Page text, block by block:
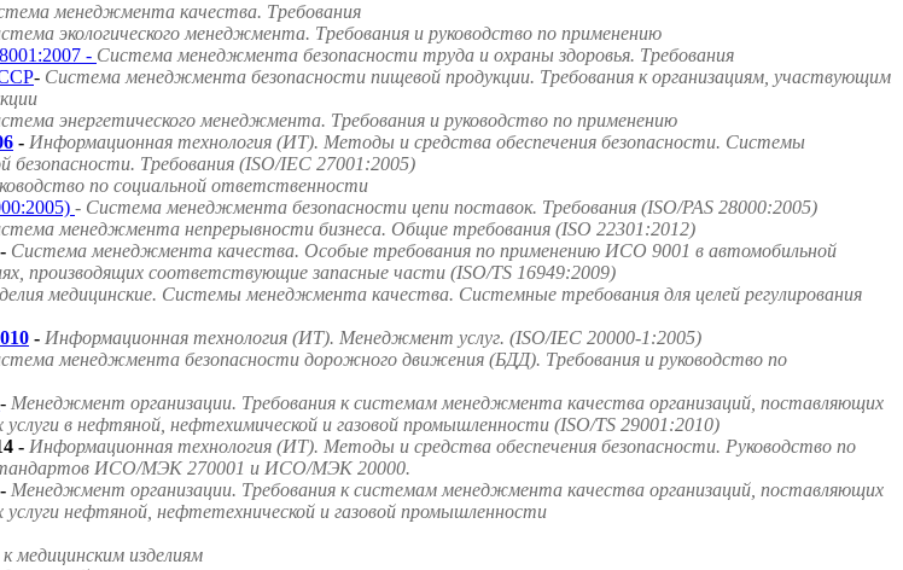
менеджмента качества. Требования
экологического менеджмента. Требования и руководство по применению
- Система менеджмента безопасности труда и охраны здоровья. Требования
- Система менеджмента безопасности пищевой продукции. Требования к организациям, участвующим
энергетического менеджмента. Требования и руководство по применению
- Информационная технология (ИТ). Методы и средства обеспечения безопасности. Системы
Требования (ISO/IEC 27001:2005)
по социальной ответственности
- Система менеджмента безопасности цепи поставок. Требования (ISO/PAS 28000:2005)
менеджмента непрерывности бизнеса. Общие требования (ISO 22301:2012)
- Система менеджмента качества. Особые требования по применению ИСО 9001 в автомобильной
производящих соответствующие запасные части (ISO/TS 16949:2009)
медицинские. Системы менеджмента качества. Системные требования для целей регулирования
- Информационная технология (ИТ). Менеджмент услуг. (ISO/IEC 20000-1:2005)
менеджмента безопасности дорожного движения (БДД). Требования и руководство по
- Менеджмент организации. Требования к системам менеджмента качества организаций, поставляющих
в нефтяной, нефтехимической и газовой промышленности (ISO/TS 29001:2010)
- Информационная технология (ИТ). Методы и средства обеспечения безопасности. Руководство по
ИСО/МЭК 270001 и ИСО/МЭК 20000.
Менеджмент организации. Требования к системам менеджмента качества организаций, поставляющих
нефтяной, нефтетехнической и газовой промышленности
медицинским изделиям